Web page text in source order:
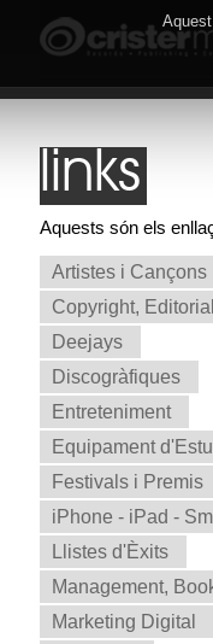
links
Aquests són els
Artistes i Cançons
Copyright,
Deejays
Discogràfiques
Entreteniment
Equipament
Festivals i Premis
iPhone - iPad -
Llistes d'Èxits
Management,
Marketing Digital